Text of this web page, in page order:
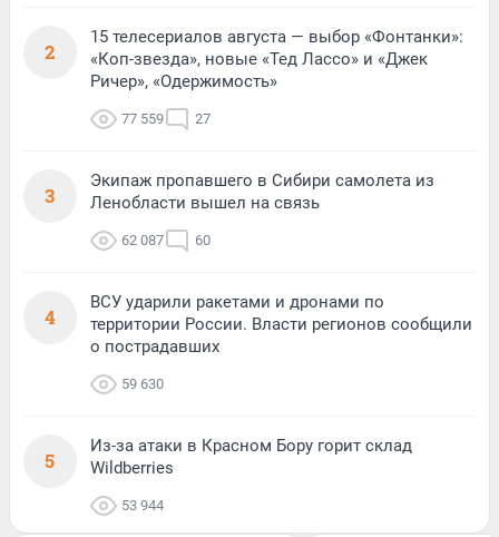
2
15 телесериалов августа — выбор «Фонтанки»:
«Коп-звезда», новые «Тед Лассо» и «Джек
Ричер», «Одержимость»
77 559 27
3
Экипаж пропавшего в Сибири самолета из
Ленобласти вышел на связь
62 087 60
4
ВСУ ударили ракетами и дронами по
территории России. Власти регионов сообщили
о пострадавших
59 630
5
Из-за атаки в Красном Бору горит склад
Wildberries
53 944